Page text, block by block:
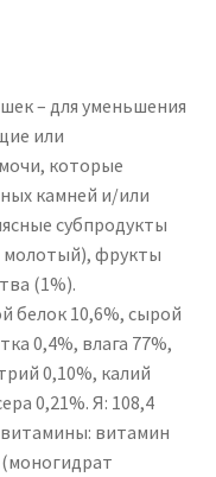
– для уменьшения
или
которые
камней и/или
субпродукты
молотый), фрукты
(1%).
белок 10,6%, сырой
0,4%, влага 77%,
0,10%, калий
0,21%. Я: 108,4
витамин